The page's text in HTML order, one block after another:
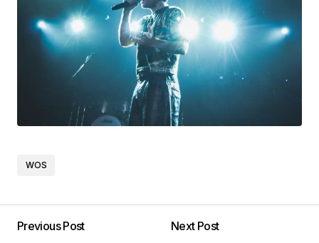
WOS
Previous Post
Next Post